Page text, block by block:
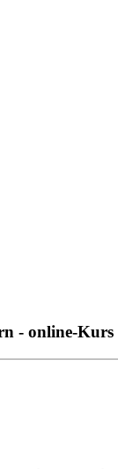
- online-Kurs